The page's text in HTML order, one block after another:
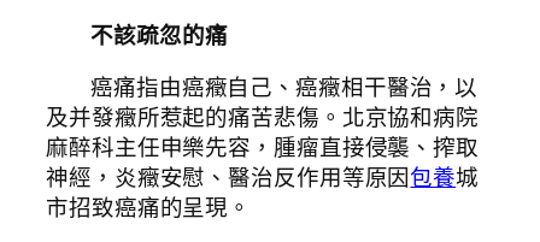
不該疏忽的痛
癌痛指由癌癥自己、癌癥相干醫治，以
及并發癥所惹起的痛苦悲傷。北京協和病院
麻醉科主任申樂先容，腫瘤直接侵襲、搾取
神經，炎癥安慰、醫治反作用等原因包養城
市招致癌痛的呈現。